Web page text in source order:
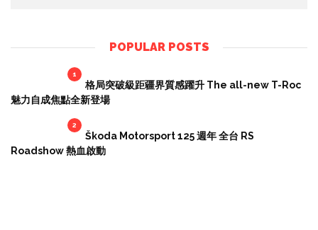
POPULAR POSTS
1
格局突破級距疆界質感躍升 The all-new T-Roc
魅力自成焦點全新登場
2
Škoda Motorsport 125 週年 全台 RS
Roadshow 熱血啟動